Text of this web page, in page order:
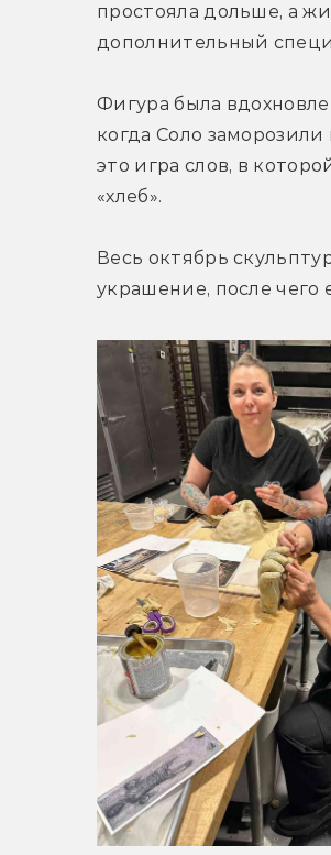
простояла дольше, а
дополнительный
Фигура была
когда Соло
это игра слов, в
«хлеб».
Весь октябрь
украшение, после чего